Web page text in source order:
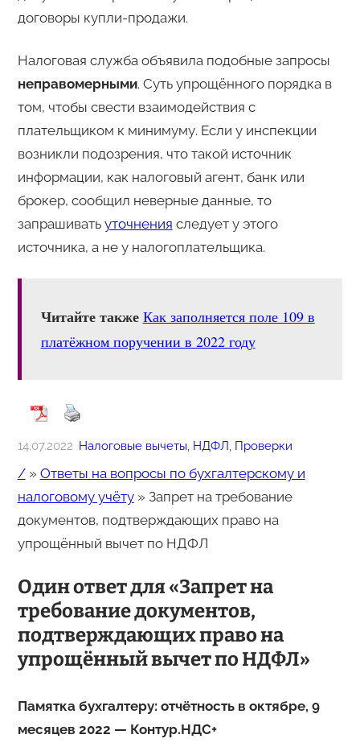
договоры купли-продажи.
Налоговая служба объявила подобные запросы
неправомерными. Суть упрощённого порядка в
том, чтобы свести взаимодействия с
плательщиком к минимуму. Если у инспекции
возникли подозрения, что такой источник
информации, как налоговый агент, банк или
брокер, сообщил неверные данные, то
запрашивать уточнения следует у этого
источника, а не у налогоплательщика.
Читайте также Как заполняется поле 109 в
платёжном поручении в 2022 году
14.07.2022 Налоговые вычеты, НДФЛ, Проверки
/» Ответы на вопросы по бухгалтерскому и
налоговому учёту» Запрет на требование
документов, подтверждающих право на
упрощённый вычет по НДФЛ
Один ответ для «Запрет на
требование документов,
подтверждающих право на
упрощённый вычет по НДФЛ»
Памятка бухгалтеру: отчётность в октябре, 9
месяцев 2022 — Контур.НДС+